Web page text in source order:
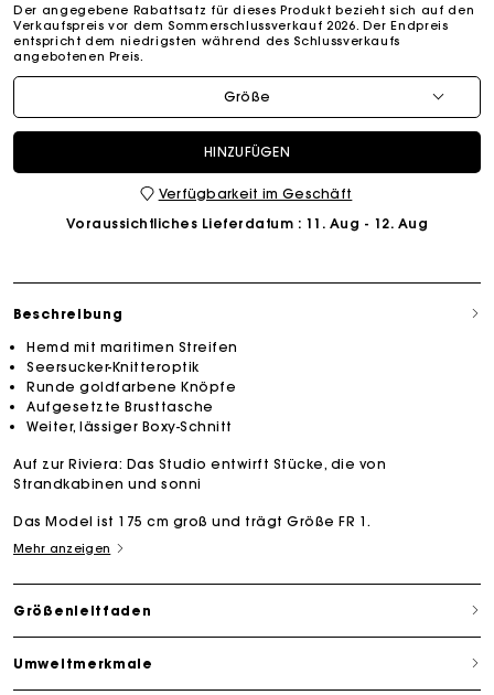
Der angegebene Rabattsatz für dieses Produkt bezieht sich auf den
Verkaufspreis vor dem Sommerschlussverkauf 2026. Der Endpreis
entspricht dem niedrigsten während des Schlussverkaufs
angebotenen Preis.
Größe
HINZUFÜGEN
Verfügbarkeit im Geschäft
Voraussichtliches Lieferdatum : 11. Aug - 12. Aug
Beschreibung
Hemd mit maritimen Streifen
Seersucker-Knitteroptik
Runde goldfarbene Knöpfe
Aufgesetzte Brusttasche
Weiter, lässiger Boxy-Schnitt
Auf zur Riviera: Das Studio entwirft Stücke, die von
Strandkabinen und sonni
Das Model ist 175 cm groß und trägt Größe FR 1.
Mehr anzeigen
Größenleitfaden
Umweltmerkmale